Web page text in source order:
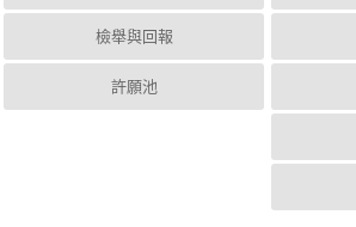
檢舉與回報
許願池